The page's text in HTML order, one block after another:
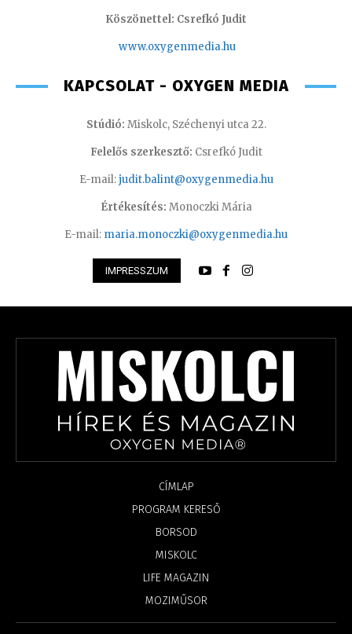
Köszönettel: Csrefkó Judit
www.oxygenmedia.hu
KAPCSOLAT - OXYGEN MEDIA
Stúdió: Miskolc, Széchenyi utca 22.
Felelős szerkesztő: Csrefkó Judit
E-mail:judit.balint@oxygenmedia.hu
Értékesítés: Monoczki Mária
E-mail: maria.monoczki@oxygenmedia.hu
IMPRESSZUM
CÍMLAP
PROGRAM KERESŐ
BORSOD
MISKOLC
LIFE MAGAZIN
MOZIMŰSOR